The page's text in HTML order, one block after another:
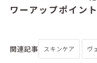
ワーアップポイン
関連記事 スキンケア ヴ